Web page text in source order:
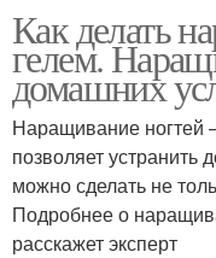
Как делать
гелем.
домашних
Наращивание ногтей
позволяет устранить
можно сделать не
Подробнее о
расскажет эксперт